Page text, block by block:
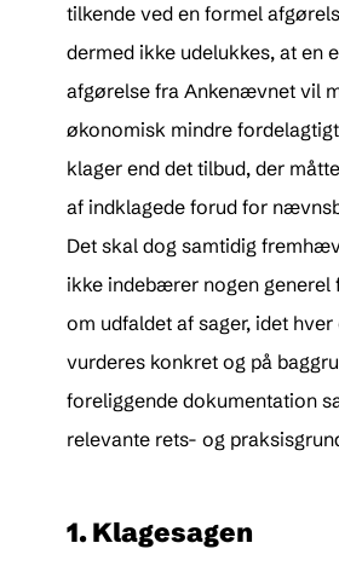
tilkende ved en formel
dermed ikke udelukkes, at en
afgørelse fra Ankenævnet vil
økonomisk mindre
klager end det tilbud, der
af indklagede forud for
Det skal dog samtidig
ikke indebærer nogen
om udfaldet af sager, idet hver
vurderes konkret og på
foreliggende dokumentation
relevante rets- og
1. Klagesagen